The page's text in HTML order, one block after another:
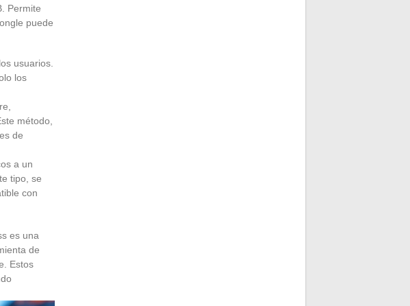
Permite
puede
usuarios.
los
método,
de
a un
tipo, se
con
es una
de
Estos